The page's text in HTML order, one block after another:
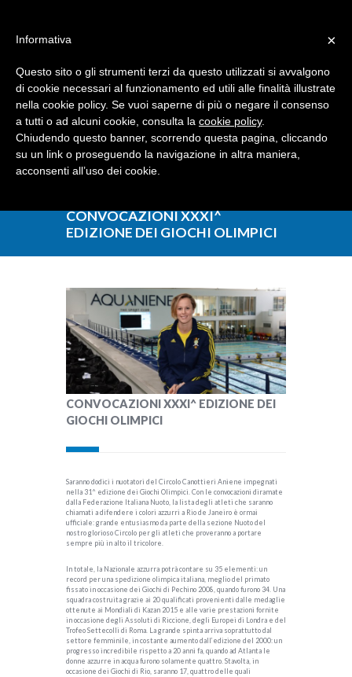
CONVOCAZIONI XXXI^
EDIZIONE DEI GIOCHI OLIMPICI
CONVOCAZIONI XXXI^ EDIZIONE DEI
GIOCHI OLIMPICI
Saranno dodici i nuotatori del Circolo Canottieri Aniene impegnati
nella 31^ edizione dei Giochi Olimpici. Con le convocazioni diramate
dalla Federazione Italiana Nuoto, la lista degli atleti che saranno
chiamati a difendere i colori azzurri a Rio de Janeiro è ormai
ufficiale: grande entusiasmo da parte della sezione Nuoto del
nostro glorioso Circolo per gli atleti che proveranno a portare
sempre più in alto il tricolore.
In totale, la Nazionale azzurra potrà contare su 35 elementi: un
record per una spedizione olimpica italiana, meglio del primato
fissato in occasione dei Giochi di Pechino 2008, quando furono 34. Una
squadra costruita grazie ai 20 qualificati provenienti dalle medaglie
ottenute ai Mondiali di Kazan 2015 e alle varie prestazioni fornite
in occasione degli Assoluti di Riccione, degli Europei di Londra e del
Trofeo Settecolli di Roma. La grande spinta arriva soprattutto dal
settore femminile, in costante aumento dall’edizione del 2000: un
progresso incredibile rispetto a 20 anni fa, quando ad Atlanta le
donne azzurre in acqua furono solamente quattro. Stavolta, in
occasione dei Giochi di Rio, saranno 17, quattro delle quali
×
Informativa
Questo sito o gli strumenti terzi da questo utilizzati si avvalgono
di cookie necessari al funzionamento ed utili alle finalità illustrate
nella cookie policy. Se vuoi saperne di più o negare il consenso
a tutti o ad alcuni cookie, consulta la cookie policy.
Chiudendo questo banner, scorrendo questa pagina, cliccando
su un link o proseguendo la navigazione in altra maniera,
acconsenti all’uso dei cookie.